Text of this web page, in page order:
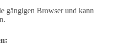
gängigen Browser und kann